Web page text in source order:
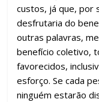
custos, já que, por
desfrutaria do
outras palavras,
benefício coletivo,
favorecidos,
esforço. Se cada
ninguém estarão